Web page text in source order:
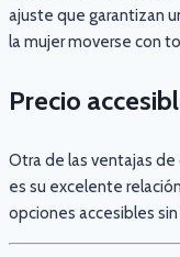
ajuste que garantizan
la mujer moverse con
Precio
Otra de las ventajas
es su excelente
opciones accesibles